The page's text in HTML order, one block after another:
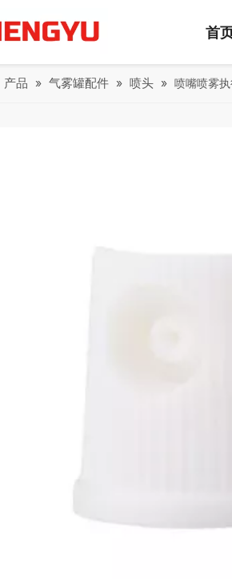
首
产品 » 气雾罐配件 » 喷头 » 喷嘴喷雾